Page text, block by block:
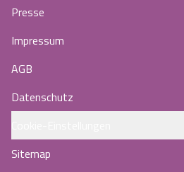
Presse
Impressum
AGB
Datenschutz
Sitemap